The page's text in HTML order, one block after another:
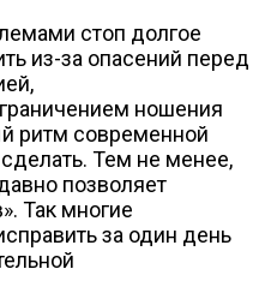
стоп долгое
из-за опасений перед
ношения
ритм современной
Тем не менее,
позволяет
Так многие
за один день